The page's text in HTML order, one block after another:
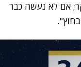
אם לא נעשה כבר